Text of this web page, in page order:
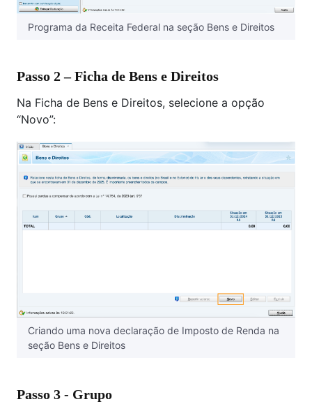
Programa da Receita Federal na seção Bens e Direitos
Passo 2 – Ficha de Bens e Direitos
Na Ficha de Bens e Direitos, selecione a opção
“Novo”:
Criando uma nova declaração de Imposto de Renda na
seção Bens e Direitos
Passo 3 - Grupo